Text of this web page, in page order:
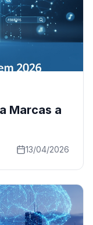
Marcas a
13/04/2026